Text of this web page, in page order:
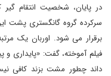
در پایان، شخصیت انتقام
سرکرده گروه گانگستری پشت
برقرار می شود. اوربان یک
فیلم آموخته، گفت: «پایداری
داند چطور مشت بزند کافی